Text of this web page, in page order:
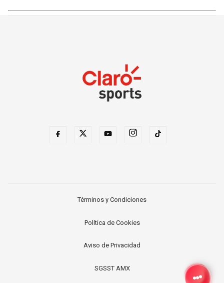
Términos y Condiciones
Política de Cookies
Aviso de Privacidad
SGSST AMX